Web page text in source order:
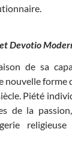
Devotio
de sa
forme
Piété
de la